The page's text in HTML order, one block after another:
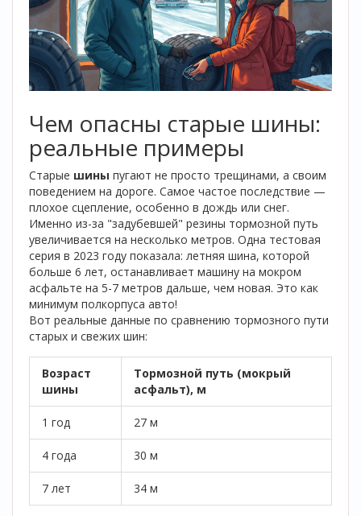
Чем опасны старые шины:
реальные примеры
Старые шины пугают не просто трещинами, а своим
поведением на дороге. Самое частое последствие —
плохое сцепление, особенно в дождь или снег.
Именно из-за "задубевшей" резины тормозной путь
увеличивается на несколько метров. Одна тестовая
серия в 2023 году показала: летняя шина, которой
больше 6 лет, останавливает машину на мокром
асфальте на 5-7 метров дальше, чем новая. Это как
минимум полкорпуса авто!
Вот реальные данные по сравнению тормозного пути
старых и свежих шин:
Возраст
шины
Тормозной путь (мокрый
асфальт), м
1 год 27 м
4 года 30 м
7 лет 34 м